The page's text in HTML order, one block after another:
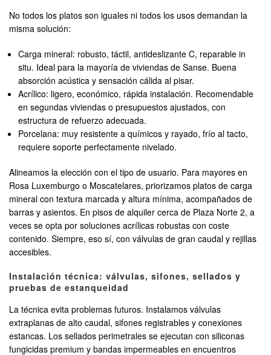
No todos los platos son iguales ni todos los usos demandan la
misma solución:
Carga mineral: robusto, táctil, antideslizante C, reparable in
situ. Ideal para la mayoría de viviendas de Sanse. Buena
absorción acústica y sensación cálida al pisar.
Acrílico: ligero, económico, rápida instalación. Recomendable
en segundas viviendas o presupuestos ajustados, con
estructura de refuerzo adecuada.
Porcelana: muy resistente a químicos y rayado, frío al tacto,
requiere soporte perfectamente nivelado.
Alineamos la elección con el tipo de usuario. Para mayores en
Rosa Luxemburgo o Moscatelares, priorizamos platos de carga
mineral con textura marcada y altura mínima, acompañados de
barras y asientos. En pisos de alquiler cerca de Plaza Norte 2, a
veces se opta por soluciones acrílicas robustas con coste
contenido. Siempre, eso sí, con válvulas de gran caudal y rejillas
accesibles.
Instalación técnica: válvulas, sifones, sellados y
pruebas de estanqueidad
La técnica evita problemas futuros. Instalamos válvulas
extraplanas de alto caudal, sifones registrables y conexiones
estancas. Los sellados perimetrales se ejecutan con siliconas
fungicidas premium y bandas impermeables en encuentros